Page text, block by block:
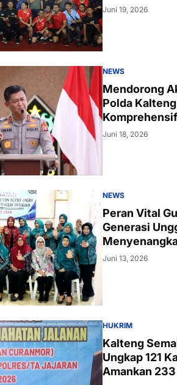
Juni 19, 2026
NEWS
Mendorong
Polda
Juni 18, 2026
NEWS
Peran Vital
Generasi
Juni 13, 2026
HUKRIM
Kalteng
Ungkap 121
Amankan